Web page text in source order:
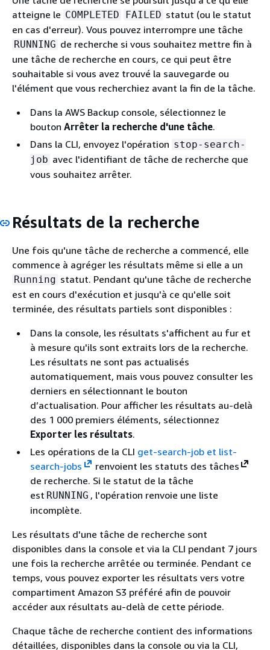
atteigne le COMPLETED FAILED statut (ou le statut
en cas d'erreur). Vous pouvez interrompre une tâche
RUNNING de recherche si vous souhaitez mettre fin à
une tâche de recherche en cours, ce qui peut être
souhaitable si vous avez trouvé la sauvegarde ou
l'élément que vous recherchiez avant la fin de la tâche.
Dans la AWS Backup console, sélectionnez le
bouton Arrêter la recherche d'une tâche.
Dans la CLI, envoyez l'opération stop-search-
job avec l'identifiant de tâche de recherche que
vous souhaitez arrêter.
Résultats de la recherche
Une fois qu'une tâche de recherche a commencé, elle
commence à agréger les résultats même si elle a un
Running statut. Pendant qu'une tâche de recherche
est en cours d'exécution et jusqu'à ce qu'elle soit
terminée, des résultats partiels sont disponibles :
Dans la console, les résultats s'affichent au fur et
à mesure qu'ils sont extraits lors de la recherche.
Les résultats ne sont pas actualisés
automatiquement, mais vous pouvez consulter les
derniers en sélectionnant le bouton
d’actualisation. Pour afficher les résultats au-delà
des 1 000 premiers éléments, sélectionnez
Exporter les résultats.
Les opérations de la CLI get-search-job et list-
search-jobs
renvoient les statuts des tâches
de recherche. Si le statut de la tâche
est RUNNING , l'opération renvoie une liste
incomplète.
Les résultats d'une tâche de recherche sont
disponibles dans la console et via la CLI pendant 7 jours
une fois la recherche arrêtée ou terminée. Pendant ce
temps, vous pouvez exporter les résultats vers votre
compartiment Amazon S3 préféré afin de pouvoir
accéder aux résultats au-delà de cette période.
Chaque tâche de recherche contient des informations
détaillées, disponibles dans la console ou via la CLI,